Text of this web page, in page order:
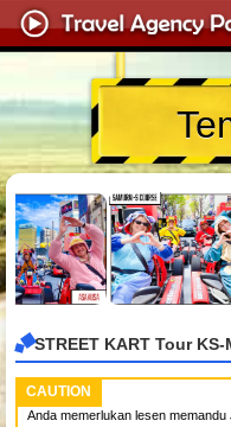
STREET KART Tour KS-
CAUTION
Anda memerlukan lesen